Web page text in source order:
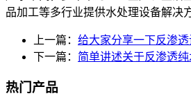
品加工等多行业提供水处理设备解决
上一篇： 给大家分享一下反渗
下一篇： 简单讲述关于反渗透
热门产品